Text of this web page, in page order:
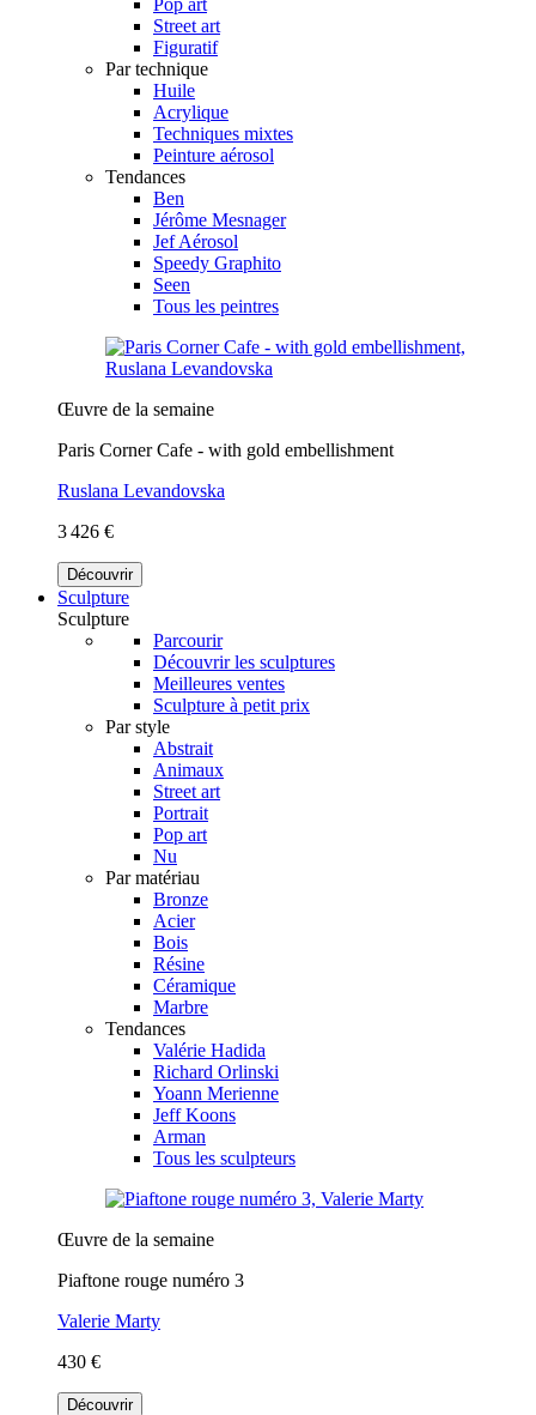
Street art
Figuratif
Par technique
Huile
Acrylique
Techniques mixtes
Peinture aérosol
Tendances
Ben
Jérôme Mesnager
Jef Aérosol
Speedy Graphito
Seen
Tous les peintres
Œuvre de la semaine
Paris Corner Cafe - with gold embellishment
Ruslana Levandovska
3 426 €
Découvrir
Sculpture
Sculpture
Parcourir
Découvrir les sculptures
Meilleures ventes
Sculpture à petit prix
Par style
Abstrait
Animaux
Street art
Portrait
Pop art
Nu
Par matériau
Bronze
Acier
Bois
Résine
Céramique
Marbre
Tendances
Valérie Hadida
Richard Orlinski
Yoann Merienne
Jeff Koons
Arman
Tous les sculpteurs
Œuvre de la semaine
Piaftone rouge numéro 3
Valerie Marty
430 €
Découvrir